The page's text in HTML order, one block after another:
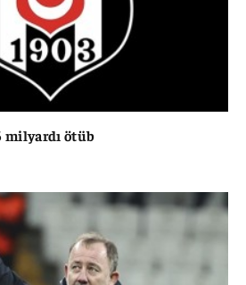
milyardı ötüb